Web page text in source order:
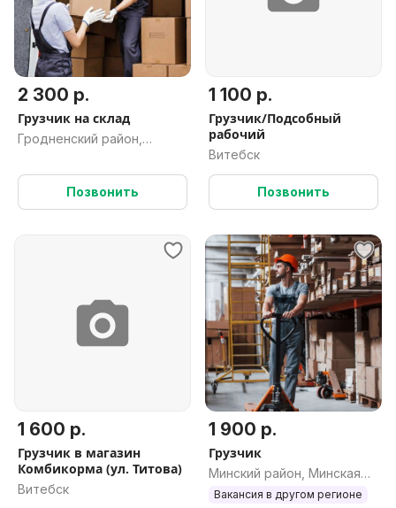
2 300 р.
Грузчик на склад
Гродненский район,
Позвонить
1 100 р.
Грузчик/Подсобный
рабочий
Витебск
Позвонить
1 600 р.
Грузчик в магазин
Комбикорма (ул. Титова)
Витебск
1 900 р.
Грузчик
Минский район, Минская
обл.
Вакансия в другом регионе